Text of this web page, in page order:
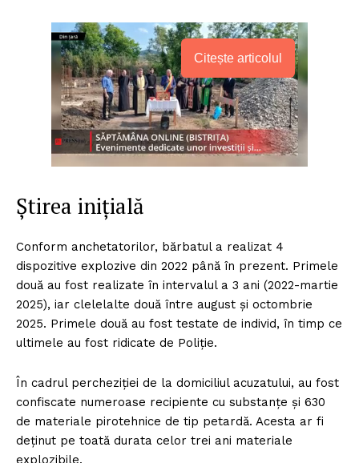
Citește articolul
Știrea inițială
Conform anchetatorilor, bărbatul a realizat 4
dispozitive explozive din 2022 până în prezent. Primele
două au fost realizate în intervalul a 3 ani (2022-martie
2025), iar clelelalte două între august și octombrie
2025. Primele două au fost testate de individ, în timp ce
ultimele au fost ridicate de Poliție.
În cadrul percheziției de la domiciliul acuzatului, au fost
confiscate numeroase recipiente cu substanțe și 630
de materiale pirotehnice de tip petardă. Acesta ar fi
deținut pe toată durata celor trei ani materiale
explozibile.